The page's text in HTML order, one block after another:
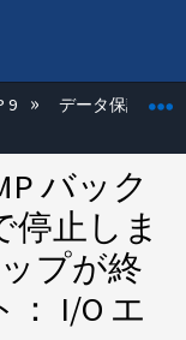
たたむ
9 データ保護
バック
停止しま
プが終
I/O エ